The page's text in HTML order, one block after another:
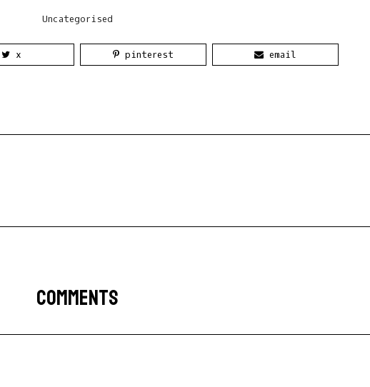
Uncategorised
x pinterest email
COMMENTS